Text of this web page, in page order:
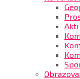
Akti